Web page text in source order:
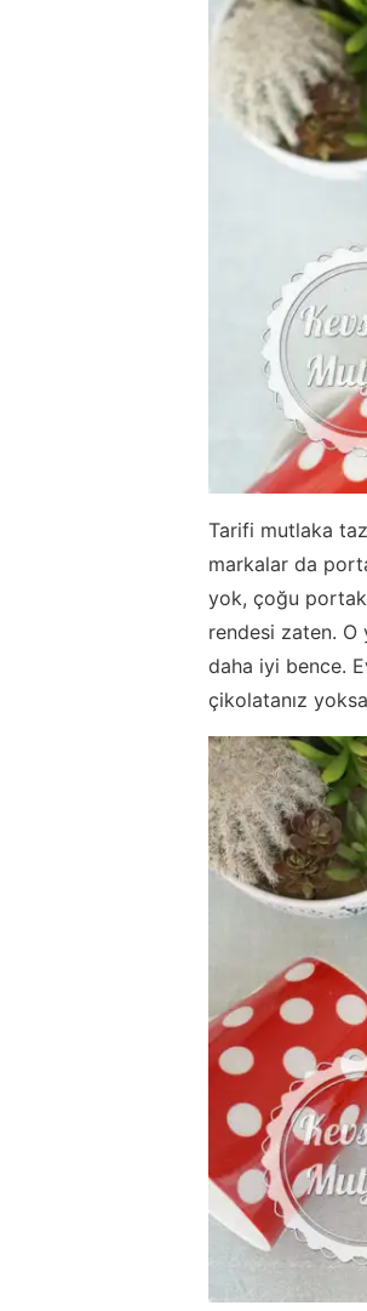
Tarifi mutlaka
markalar da
yok, çoğu
rendesi zaten.
daha iyi bence.
çikolatanız